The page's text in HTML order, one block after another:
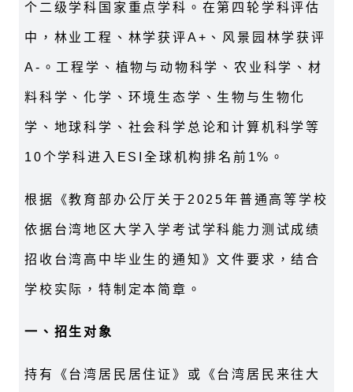
个二级学科国家重点学科。在第四轮学科评估
中，林业工程、林学获评A+ 、风景园林学获评
A- 。工程学、植物与动物科学、农业科学、材
料科学、化学、环境生态学、生物与生物化
学、地球科学、社会科学总论和计算机科学等
10个学科进入 ESI全球机构排名前 1% 。
根据《教育部办公厅关于 2025年普通高等学校
依据台湾地区大学入学考试学科能力测试成绩
招收台湾高中毕业生的通知》文件要求，结合
学校实际，特制定本简章。
一、招生对象
持有《台湾居民居住证》或《台湾居民来往大